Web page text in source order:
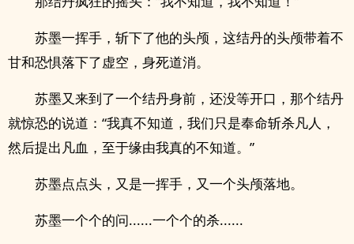
苏墨一挥手，斩下了他的头颅，这结丹的头颅带着不
甘和恐惧落下了虚空，身死道消。
苏墨又来到了一个结丹身前，还没等开口，那个结丹
就惊恐的说道：“我真不知道，我们只是奉命斩杀凡人，
然后提出凡血，至于缘由我真的不知道。”
苏墨点点头，又是一挥手，又一个头颅落地。
苏墨一个个的问......一个个的杀......